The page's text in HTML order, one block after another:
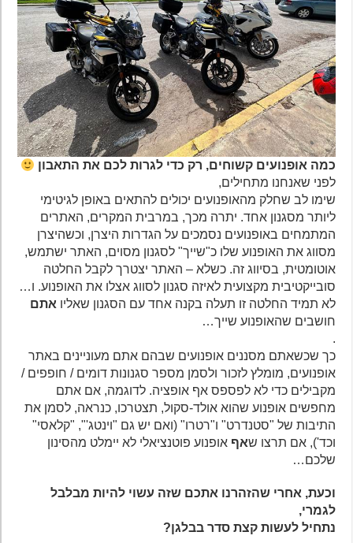
כמה אופנועים קשוחים, רק כדי לגרות לכם את התאבון
לפני שאנחנו מתחילים,
שימו לב שחלק מהאופנועים יכולים להתאים באופן לגיטימי
ליותר מסגנון אחד. יתרה מכך, במרבית המקרים, האתרים
המתמחים באופנועים נסמכים על הגדרות היצרן, וכשהיצרן
מסווג את האופנוע שלו כ"שייך" לסגנון מסוים, האתר ישתמש,
אוטומטית, בסיווג זה. כשלא – האתר יצטרך לקבל החלטה
סובייקטיבית מקצועית לאיזה סגנון לסווג אצלו את האופנוע. ו…
לא תמיד החלטה זו תעלה בקנה אחד עם הסגנון שאליואתם
חושבים שהאופנוע שייך…
כך שכשאתם מסננים אופנועים שבהם אתם מעוניינים באתר
אופנועים, מומלץ לזכור ולסמן מספר סגנונות דומים / חופפים /
מקבילים כדי לא לפספס אף אופציה. לדוגמה, אם אתם
מחפשים אופנוע שהוא אולד-סקול, תצטרכו, כנראה, לסמן את
התיבות של "סטנדרט" ו"רטרו" (ואם יש גם "וינטג'", "קלאסי"
וכד'), אם תרצו ש אףאופנוע פוטנציאלי לא יימלט מהסינון
שלכם…
וכעת, אחרי שהזהרנו אתכם שזה עשוי להיות מבלבל
לגמרי,
נתחיל לעשות קצת סדר בבלגן?